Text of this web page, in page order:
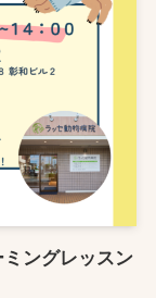
ミングレッスン